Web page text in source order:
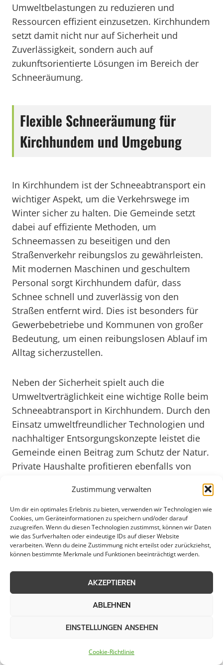
Zustimmung verwalten
Um dir ein optimales Erlebnis zu bieten, verwenden wir Technologien wie
Cookies, um Geräteinformationen zu speichern und/oder darauf
zuzugreifen. Wenn du diesen Technologien zustimmst, können wir Daten
wie das Surfverhalten oder eindeutige IDs auf dieser Website
verarbeiten. Wenn du deine Zustimmung nicht erteilst oder zurückziehst,
können bestimmte Merkmale und Funktionen beeinträchtigt werden.
AKZEPTIEREN
ABLEHNEN
EINSTELLUNGEN ANSEHEN
Cookie-Richtlinie
Umweltbelastungen zu reduzieren und
Ressourcen effizient einzusetzen. Kirchhundem
setzt damit nicht nur auf Sicherheit und
Zuverlässigkeit, sondern auch auf
zukunftsorientierte Lösungen im Bereich der
Schneeräumung.
Flexible Schneeräumung für
Kirchhundem und Umgebung
In Kirchhundem ist der Schneeabtransport ein
wichtiger Aspekt, um die Verkehrswege im
Winter sicher zu halten. Die Gemeinde setzt
dabei auf effiziente Methoden, um
Schneemassen zu beseitigen und den
Straßenverkehr reibungslos zu gewährleisten.
Mit modernen Maschinen und geschultem
Personal sorgt Kirchhundem dafür, dass
Schnee schnell und zuverlässig von den
Straßen entfernt wird. Dies ist besonders für
Gewerbebetriebe und Kommunen von großer
Bedeutung, um einen reibungslosen Ablauf im
Alltag sicherzustellen.
Neben der Sicherheit spielt auch die
Umweltverträglichkeit eine wichtige Rolle beim
Schneeabtransport in Kirchhundem. Durch den
Einsatz umweltfreundlicher Technologien und
nachhaltiger Entsorgungskonzepte leistet die
Gemeinde einen Beitrag zum Schutz der Natur.
Private Haushalte profitieren ebenfalls von
der es ermöglicht, auch bei winterlichen
Bedingungen mobil zu bleiben. Kirchhundem
setzt somit nicht nur auf Effizienz, sondern
auch auf Nachhaltigkeit und
Bürgerfreundlichkeit. Auch im Jahr 2025 wird
finden, um den Schneeabtransport effektiv und
umweltschonend zu gestalten.
Weitere Themen in Kirchhundem